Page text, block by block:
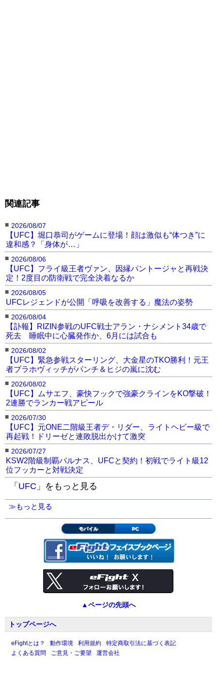
関連記事
■ 2026/08/07
【UFC】堀口恭司がゲームに登場！顔は激似も“体つき”に
違和感？「身体が…」
■ 2026/08/06
【UFC】フライ級王者ヴァン、因縁パントージャと再戦決
定！2度目の防衛戦で完全決着なるか
■ 2026/08/05
UFCレジェンドが公開「呼吸を改善する」魔法の姿勢
■ 2026/08/04
【訃報】RIZIN参戦のUFC戦士アラン・ナシメント34歳で
死去 睡眠中に心臓発作か、6月には試合も
■ 2026/08/02
【UFC】緊急参戦スターリング、大金星のTKO勝利！元王
者ブラホヴィッチがパンチ＆ヒジの嵐に沈む
■ 2026/08/02
【UFC】ムサエフ、豪快フックで強豪クラインをKO撃破！
2連勝でランカー戦アピール
■ 2026/07/30
【UFC】元ONE二階級王者デ・リダー、ライトヘビー級で
再起戦！ドリーゼと連敗脱出かけて激突
■ 2026/07/27
KSW2階級制覇パルナス、UFCと契約！初戦でライト級12
位フッカーと対戦決定
「 UFC 」をもっと見る
≫もっと見る
モバイル PC
▲ページの先頭へ
トップページへ
eFightとは？ 動作環境 利用規約
特定商取引法に基づく表記
よくある質問
ご意見・ご要望 運営会社